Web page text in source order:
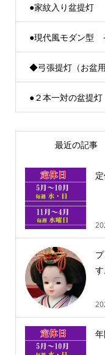
●家紋入り盆提灯
●現代風モダン型
◆弓張提灯（お盆用
●２本一対の盆提灯
最近の記事
す